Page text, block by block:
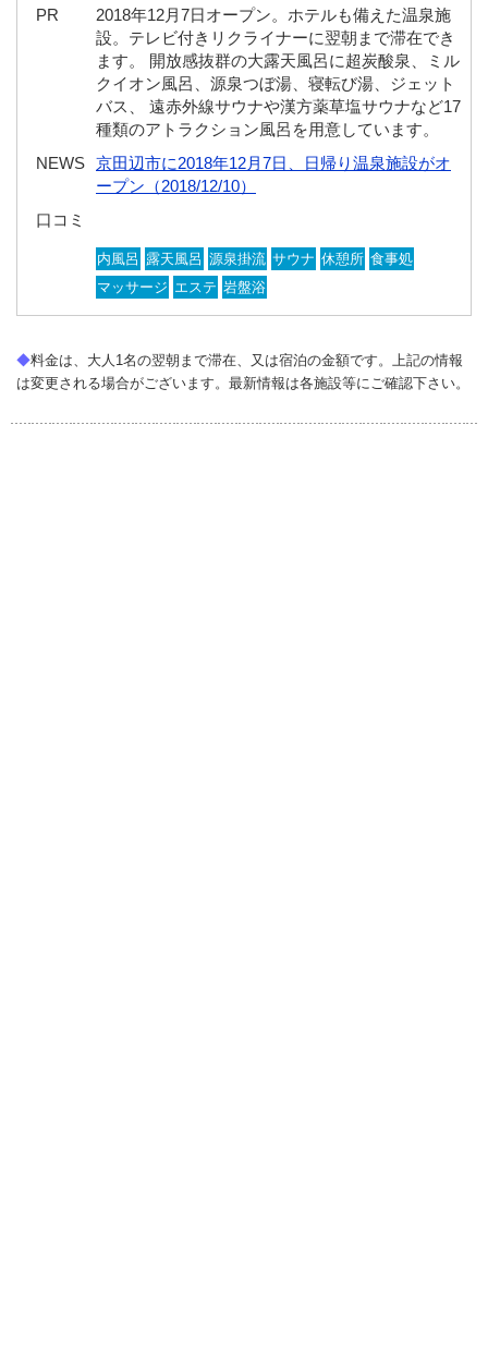
PR
2018年12月7日オープン。ホテルも備えた温泉施
設。テレビ付きリクライナーに翌朝まで滞在でき
ます。 開放感抜群の大露天風呂に超炭酸泉、ミル
クイオン風呂、源泉つぼ湯、寝転び湯、ジェット
バス、 遠赤外線サウナや漢方薬草塩サウナなど17
種類のアトラクション風呂を用意しています。
NEWS 京田辺市に2018年12月7日、日帰り温泉施設がオ
ープン（2018/12/10）
口コミ
内風呂 露天風呂 源泉掛流 サウナ 休憩所 食事処
マッサージ エステ 岩盤浴
◆料金は、大人1名の翌朝まで滞在、又は宿泊の金額です。上記の情報
は変更される場合がございます。最新情報は各施設等にご確認下さい。